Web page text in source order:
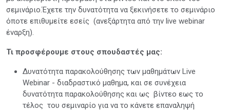
σεμινάριο.Έχετε την δυνατότητα να ξεκινήσετε το σεμινάριο
όποτε επιθυμείτε εσείς (ανεξάρτητα από την live webinar
έναρξη).
Τι προσφέρουμε στους σπουδαστές μας:
Δυνατότητα παρακολούθησης των μαθημάτων Live
Webinar - διαδραστικό μαθημα, και σε συνέχεια
δυνατότητα παρακολούθησης και ως βίντεο εως το
τέλος του σεμιναρίο για να το κάνετε επαναληψή